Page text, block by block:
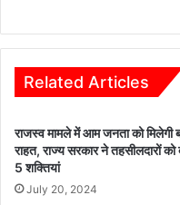
का
र्ता
ने
कि
या
वि
ता
न
ई
रा
ह
Related Articles
राजस्व मामले में आम जनता को मिलेगी
राहत, राज्य सरकार ने तहसीलदारों को
5 शक्तियां
July 20, 2024